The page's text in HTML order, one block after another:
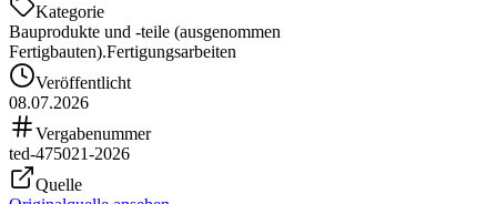
Kategorie
Bauprodukte und -teile (ausgenommen
Fertigbauten).Fertigungsarbeiten
Veröffentlicht
08.07.2026
Vergabenummer
ted-475021-2026
Quelle